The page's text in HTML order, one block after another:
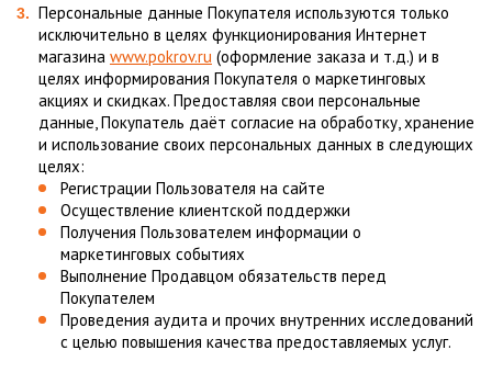
Персональные данные Покупателя используются только
исключительно в целях функционирования Интернет
магазина www.pokrov.ru (оформление заказа и т.д.) и в
целях информирования Покупателя о маркетинговых
акциях и скидках. Предоставляя свои персональные
данные, Покупатель даёт согласие на обработку, хранение
и использование своих персональных данных в следующих
целях:
Регистрации Пользователя на сайте
Осуществление клиентской поддержки
Получения Пользователем информации о
маркетинговых событиях
Выполнение Продавцом обязательств перед
Покупателем
Проведения аудита и прочих внутренних исследований
с целью повышения качества предоставляемых услуг.